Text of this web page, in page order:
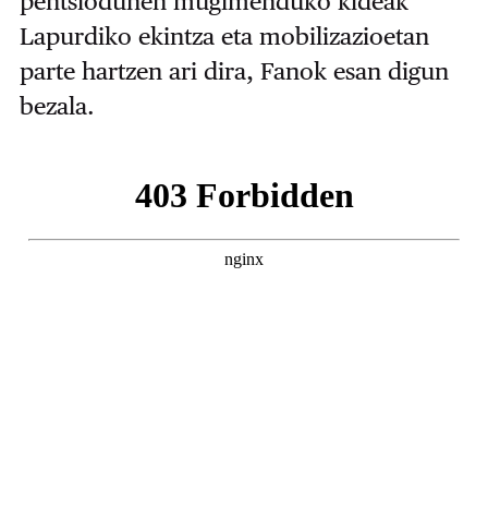
Lapurdiko ekintza eta mobilizazioetan
parte hartzen ari dira, Fanok esan digun
bezala.